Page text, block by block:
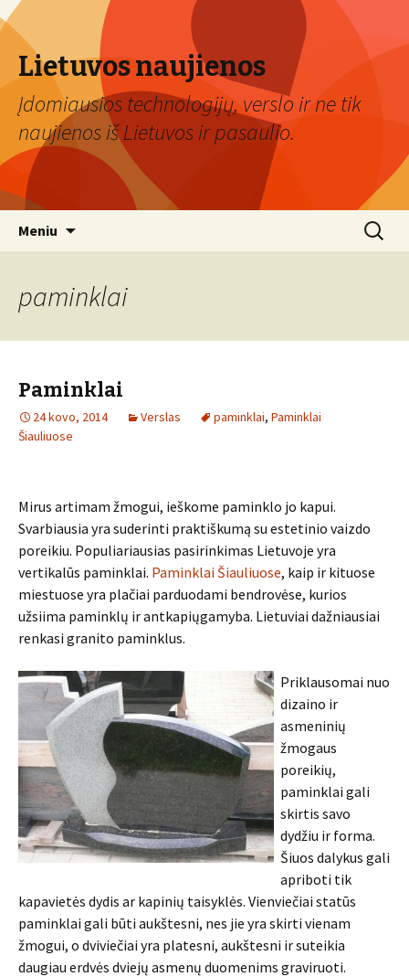
Lietuvos naujienos
Įdomiausios technologijų, verslo ir ne tik
naujienos iš Lietuvos ir pasaulio.
Meniu Ieškoti:
paminklai
Paminklai
24 kovo, 2014 Verslas paminklai, Paminklai
Šiauliuose
Mirus artimam žmogui, ieškome paminklo jo kapui.
Svarbiausia yra suderinti praktiškumą su estetinio vaizdo
poreikiu. Populiariausias pasirinkimas Lietuvoje yra
vertikalūs paminklai. Paminklai Šiauliuose, kaip ir kituose
miestuose yra plačiai parduodami bendrovėse, kurios
užsiima paminklų ir antkapiųgamyba. Lietuviai dažniausiai
renkasi granito paminklus.
Priklausomai nuo
dizaino ir
asmeninių
žmogaus
poreikių,
paminklai gali
skirtis savo
dydžiu ir forma.
Šiuos dalykus gali
apriboti tik
kapavietės dydis ar kapinių taisyklės. Vienviečiai statūs
paminklai gali būti aukštesni, nes jie yra skirti vienam
žmogui, o dviviečiai yra platesni, aukštesni ir suteikia
daugiau erdvės dviejų asmenų duomenims graviruoti.